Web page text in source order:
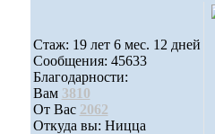
Стаж: 19 лет 6 мес. 12 дней
Сообщения: 45633
Благодарности:
Вам 3810
От Вас 2062
Откуда вы: Ницца